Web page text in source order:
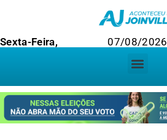
Sexta-Feira, 07/08/2026